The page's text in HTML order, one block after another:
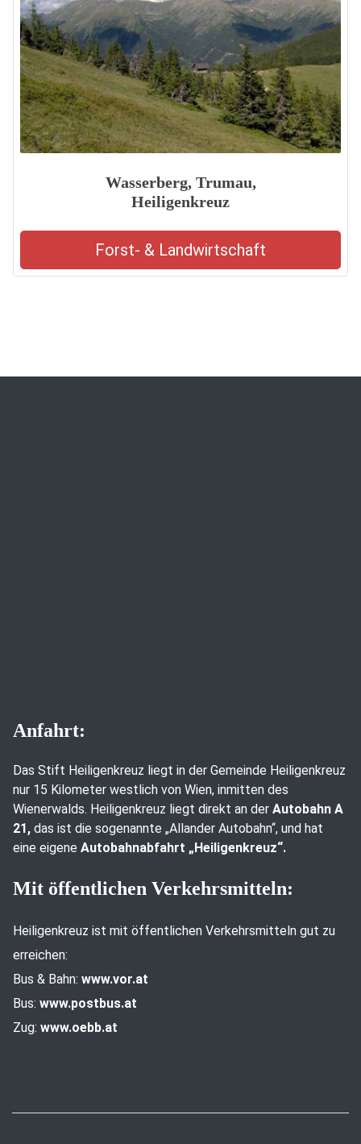
Wasserberg, Trumau,
Heiligenkreuz
Forst- & Landwirtschaft
Anfahrt:
Das Stift Heiligenkreuz liegt in der Gemeinde Heiligenkreuz
nur 15 Kilometer westlich von Wien, inmitten des
Wienerwalds. Heiligenkreuz liegt direkt an der Autobahn A
21, das ist die sogenannte „Allander Autobahn“, und hat
eine eigene Autobahnabfahrt „Heiligenkreuz“.
Mit öffentlichen Verkehrsmitteln:
Heiligenkreuz ist mit öffentlichen Verkehrsmitteln gut zu
erreichen:
Bus & Bahn: www.vor.at
Bus: www.postbus.at
Zug: www.oebb.at